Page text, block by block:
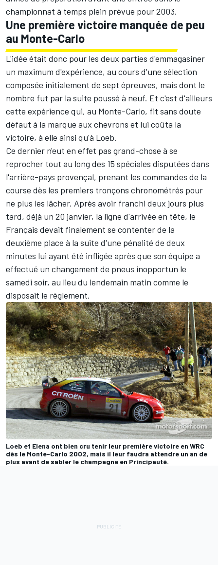
championnat à temps plein prévue pour 2003.
Une première victoire manquée de peu
au Monte-Carlo
L'idée était donc pour les deux parties d'emmagasiner
un maximum d'expérience, au cours d'une sélection
composée initialement de sept épreuves, mais dont le
nombre fut par la suite poussé à neuf. Et c'est d'ailleurs
cette expérience qui, au Monte-Carlo, fit sans doute
défaut à la marque aux chevrons et lui coûta la
victoire, à elle ainsi qu'à Loeb.
Ce dernier n'eut en effet pas grand-chose à se
reprocher tout au long des 15 spéciales disputées dans
l'arrière-pays provençal, prenant les commandes de la
course dès les premiers tronçons chronométrés pour
ne plus les lâcher. Après avoir franchi deux jours plus
tard, déjà un 20 janvier, la ligne d'arrivée en tête, le
Français devait finalement se contenter de la
deuxième place à la suite d'une pénalité de deux
minutes lui ayant été infligée après que son équipe a
effectué un changement de pneus inopportun le
samedi soir, au lieu du lendemain matin comme le
disposait le règlement.
Loeb et Elena ont bien cru tenir leur première victoire en WRC
dès le Monte-Carlo 2002, mais il leur faudra attendre un an de
plus avant de sabler le champagne en Principauté.